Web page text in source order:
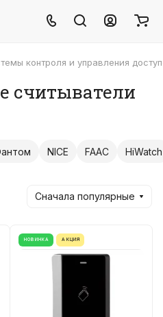
контроля и управления
считыватели
NICE FAAC HiWatch
Сначала популярные
НОВИНКА АКЦИЯ